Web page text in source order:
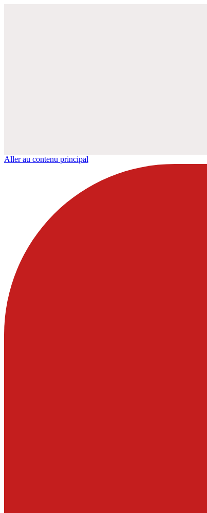
Aller au contenu principal